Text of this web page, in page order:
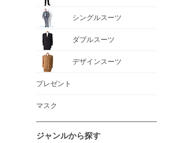
シングルスーツ
ダブルスーツ
デザインスーツ
プレゼント
マスク
ジャンルから探す